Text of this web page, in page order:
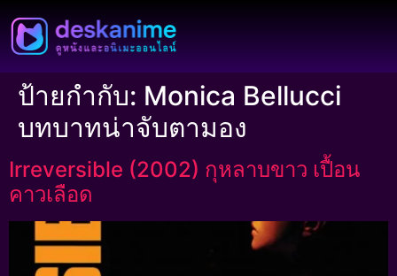
ป้ายกำกับ: Monica Bellucci
บทบาทน่าจับตามอง
Irreversible (2002) กุหลาบขาว เปื้อน
คาวเลือด